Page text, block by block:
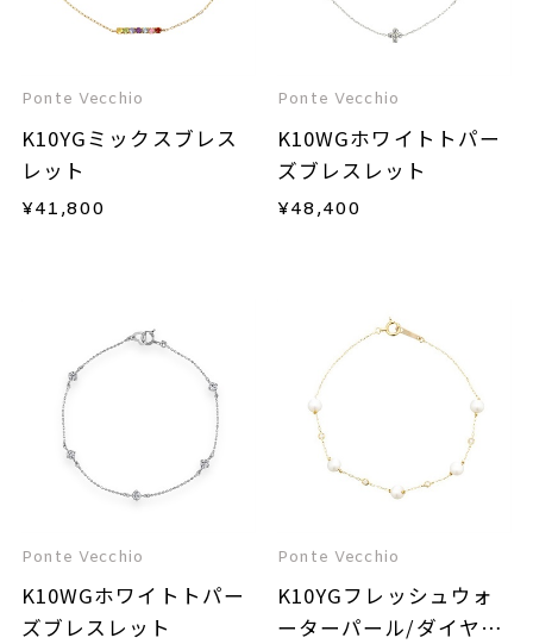
Ponte Vecchio
K10YGミックスブレス
レット
¥41,800
Ponte Vecchio
K10WGホワイトトパー
ズブレスレット
¥48,400
Ponte Vecchio
K10WGホワイトトパー
ズブレスレット
Ponte Vecchio
K10YGフレッシュウォ
ーターパール/ダイヤモ